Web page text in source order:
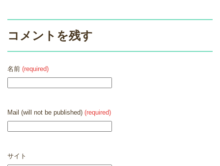
コメントを残す
名前 (required)
Mail (will not be published) (required)
サイト